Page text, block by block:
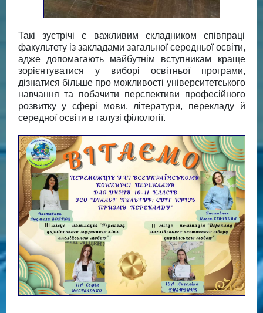
Такі зустрічі є важливим складником співпраці
факультету із закладами загальної середньої освіти,
адже допомагають майбутнім вступникам краще
зорієнтуватися у виборі освітньої програми,
дізнатися більше про можливості університетського
навчання та побачити перспективи професійного
розвитку у сфері мови, літератури, перекладу й
середної освіти в галузі філології.